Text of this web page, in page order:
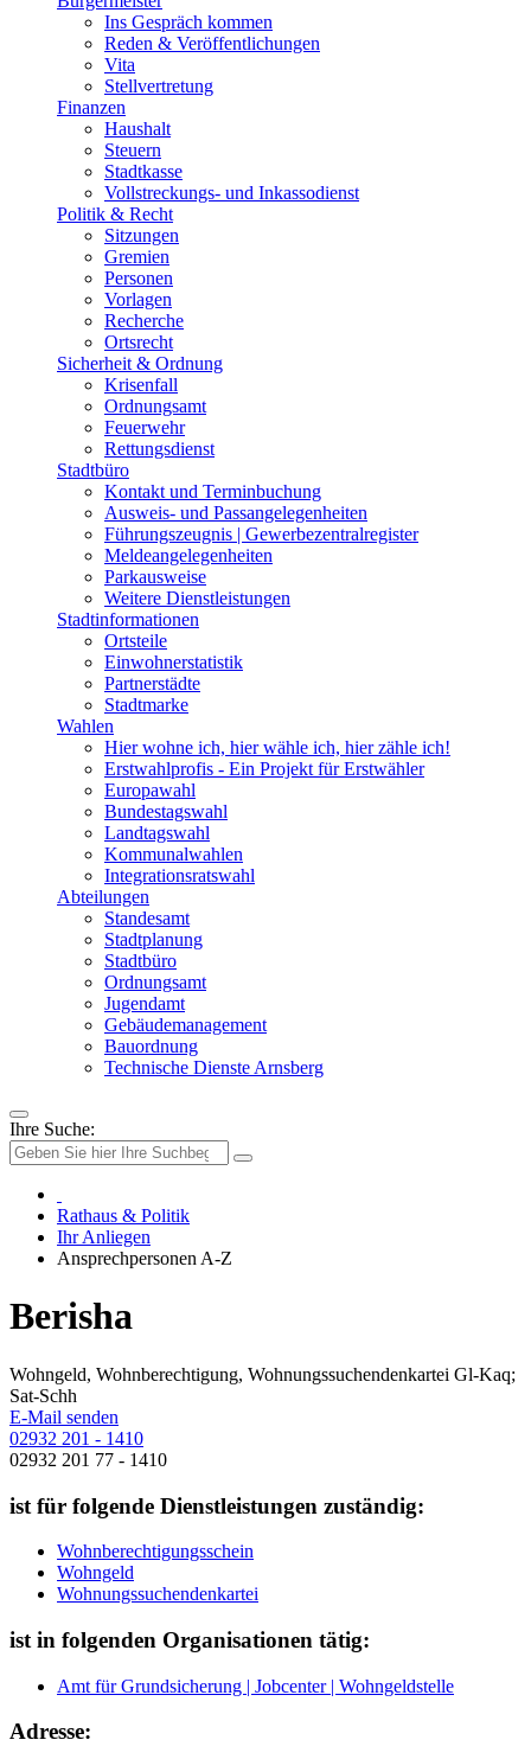
Ins Gespräch kommen
Reden & Veröffentlichungen
Vita
Stellvertretung
Finanzen
Haushalt
Steuern
Stadtkasse
Vollstreckungs- und Inkassodienst
Politik & Recht
Sitzungen
Gremien
Personen
Vorlagen
Recherche
Ortsrecht
Sicherheit & Ordnung
Krisenfall
Ordnungsamt
Feuerwehr
Rettungsdienst
Stadtbüro
Kontakt und Terminbuchung
Ausweis- und Passangelegenheiten
Führungszeugnis | Gewerbezentralregister
Meldeangelegenheiten
Parkausweise
Weitere Dienstleistungen
Stadtinformationen
Ortsteile
Einwohnerstatistik
Partnerstädte
Stadtmarke
Wahlen
Hier wohne ich, hier wähle ich, hier zähle ich!
Erstwahlprofis - Ein Projekt für Erstwähler
Europawahl
Bundestagswahl
Landtagswahl
Kommunalwahlen
Integrationsratswahl
Abteilungen
Standesamt
Stadtplanung
Stadtbüro
Ordnungsamt
Jugendamt
Gebäudemanagement
Bauordnung
Technische Dienste Arnsberg
Ihre Suche:
Rathaus & Politik
Ihr Anliegen
Ansprechpersonen A-Z
Berisha
Wohngeld, Wohnberechtigung, Wohnungssuchendenkartei Gl-Kaq;
Sat-Schh
E-Mail senden
02932 201 - 1410
02932 201 77 - 1410
ist für folgende Dienstleistungen zuständig:
Wohnberechtigungsschein
Wohngeld
Wohnungssuchendenkartei
ist in folgenden Organisationen tätig:
Amt für Grundsicherung | Jobcenter | Wohngeldstelle
Adresse: